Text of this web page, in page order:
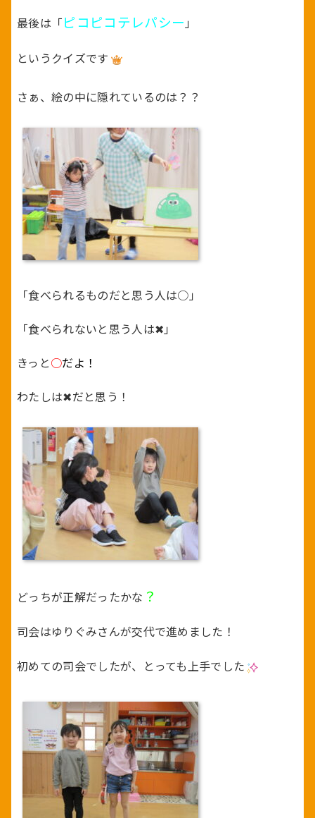
最後は「ピコピコテレパシー 」
というクイズです
さぁ、絵の中に隠れているのは？？
「食べられるものだと思う人は○」
「食べられないと思う人は✖」
きっと○だよ！
わたしは✖だと思う！
どっちが正解だったかな ？
司会はゆりぐみさんが交代で進めました！
初めての司会でしたが、とっても上手でした